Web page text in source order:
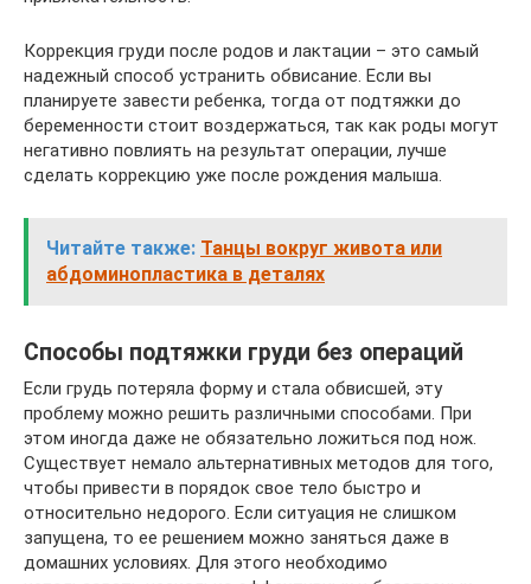
Коррекция груди после родов и лактации – это самый
надежный способ устранить обвисание. Если вы
планируете завести ребенка, тогда от подтяжки до
беременности стоит воздержаться, так как роды могут
негативно повлиять на результат операции, лучше
сделать коррекцию уже после рождения малыша.
Читайте также: Танцы вокруг живота или
абдоминопластика в деталях
Способы подтяжки груди без операций
Если грудь потеряла форму и стала обвисшей, эту
проблему можно решить различными способами. При
этом иногда даже не обязательно ложиться под нож.
Существует немало альтернативных методов для того,
чтобы привести в порядок свое тело быстро и
относительно недорого. Если ситуация не слишком
запущена, то ее решением можно заняться даже в
домашних условиях. Для этого необходимо